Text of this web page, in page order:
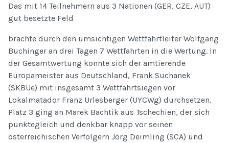
Das mit 14 Teilnehmern aus 3 Nationen (GER, CZE, AUT)
gut besetzte Feld
brachte durch den umsichtigen Wettfahrtleiter Wolfgang
Buchinger an drei Tagen 7 Wettfahrten in die Wertung. In
der Gesamtwertung konnte sich der amtierende
Europameister aus Deutschland, Frank Suchanek
(SKBUe) mit insgesamt 3 Wettfahrtsiegen vor
Lokalmatador Franz Urlesberger (UYCWg) durchsetzen.
Platz 3 ging an Marek Bachtik aus Tschechien, der sich
punktegleich und denkbar knapp vor seinen
österreichischen Verfolgern Jörg Deimling (SCA) und